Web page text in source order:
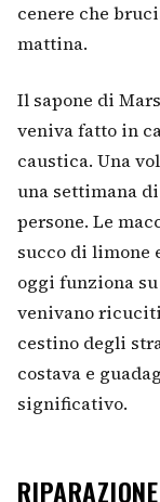
cenere che
mattina.
Il sapone di
veniva fatto in
caustica. Una
una settimana
persone. Le
succo di limone
oggi funziona
venivano
cestino degli
costava e
significativo.